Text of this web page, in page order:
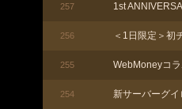
257 1st
256 ＜1日限定＞初
255 WebMoneyコ
254 新サーバーグ